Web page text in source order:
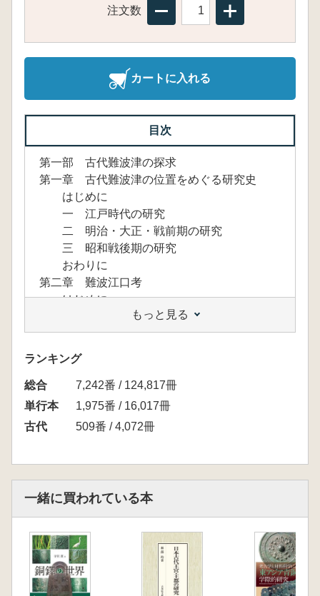
注文数
カートに入れる
目次
第一部 古代難波津の探求
第一章 古代難波津の位置をめぐる研究史
はじめに
一 江戸時代の研究
二 明治・大正・戦前期の研究
三 昭和戦後期の研究
おわりに
第二章 難波江口考
はじめに
一 難波江口をめぐって
二 難波海上における外国使船の迎接儀礼
三 長江河口の江口と遣唐使船
おわりに
第三章 難波津高麗橋説批判
はじめに
一 難波津高麗橋説の論拠とその問題点
はじめに
二 三津寺町付近説の論拠
三 古地理復原からみた難波津の変遷
おわりに
第二部 古代難波地域の王宮と官衙
もっと見る
ランキング
総合
7,242番 / 124,817冊
単行本
1,975番 / 16,017冊
古代
509番 / 4,072冊
一緒に買われている本